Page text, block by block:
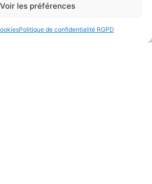
Voir les préférences
Politique de confidentialité RGPD